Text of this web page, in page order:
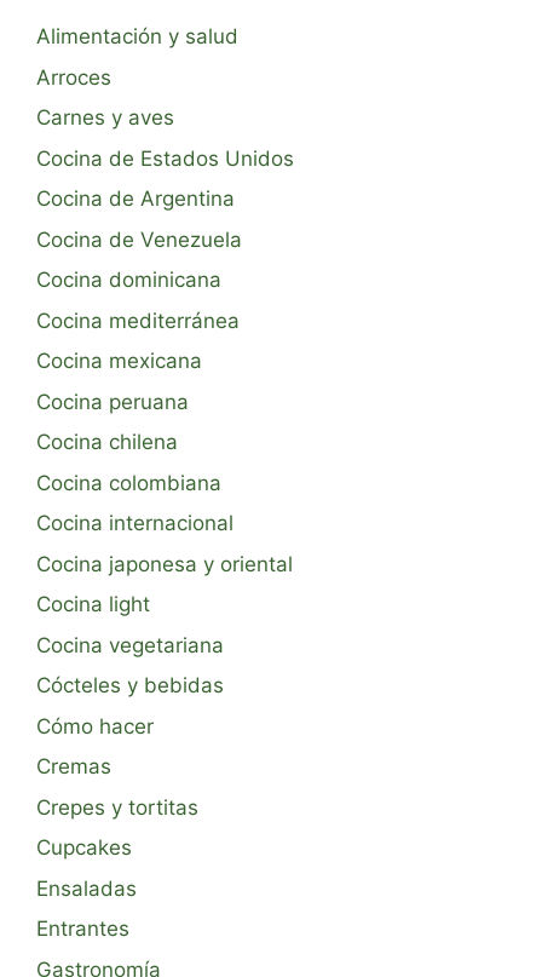
Alimentación y salud
Arroces
Carnes y aves
Cocina de Estados Unidos
Cocina de Argentina
Cocina de Venezuela
Cocina dominicana
Cocina mediterránea
Cocina mexicana
Cocina peruana
Cocina chilena
Cocina colombiana
Cocina internacional
Cocina japonesa y oriental
Cocina light
Cocina vegetariana
Cócteles y bebidas
Cómo hacer
Cremas
Crepes y tortitas
Cupcakes
Ensaladas
Entrantes
Gastronomía